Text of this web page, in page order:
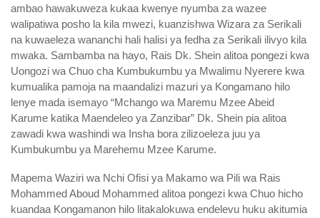
ambao hawakuweza kukaa kwenye nyumba za wazee
walipatiwa posho la kila mwezi, kuanzishwa Wizara za Serikali
na kuwaeleza wananchi hali halisi ya fedha za Serikali ilivyo kila
mwaka. Sambamba na hayo, Rais Dk. Shein alitoa pongezi kwa
Uongozi wa Chuo cha Kumbukumbu ya Mwalimu Nyerere kwa
kumualika pamoja na maandalizi mazuri ya Kongamano hilo
lenye mada isemayo “Mchango wa Maremu Mzee Abeid
Karume katika Maendeleo ya Zanzibar” Dk. Shein pia alitoa
zawadi kwa washindi wa Insha bora zilizoeleza juu ya
Kumbukumbu ya Marehemu Mzee Karume.
Mapema Waziri wa Nchi Ofisi ya Makamo wa Pili wa Rais
Mohammed Aboud Mohammed alitoa pongezi kwa Chuo hicho
kuandaa Kongamanon hilo litakalokuwa endelevu huku akitumia